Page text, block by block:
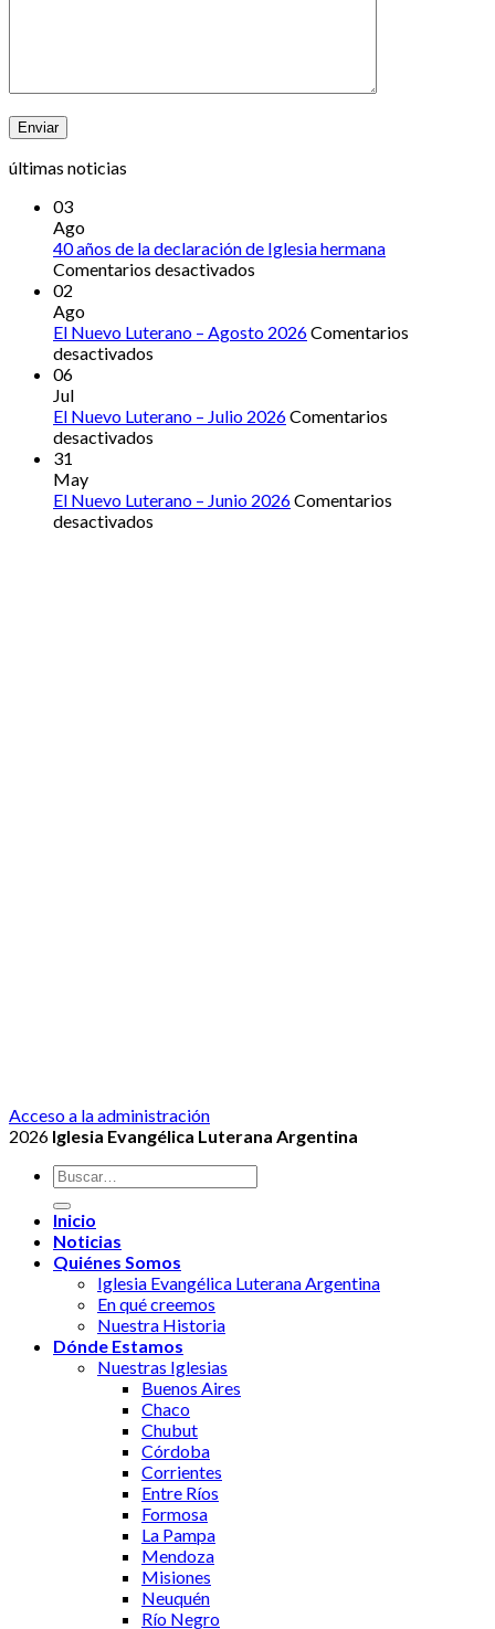
últimas noticias
03
Ago
40 años de la declaración de Iglesia hermana
Comentarios desactivados
de
Iglesia
02
Ago
El Nuevo Luterano – Agosto 2026Comentarios
desactivados
Luterano
06
Jul
El Nuevo Luterano – Julio 2026Comentarios
desactivados
Luterano
31
May
El Nuevo Luterano – Junio 2026Comentarios
desactivados
Acceso a la administración
2026 Iglesia Evangélica Luterana Argentina
Inicio
Noticias
Quiénes Somos
Iglesia Evangélica Luterana Argentina
En qué creemos
Nuestra Historia
Dónde Estamos
Nuestras Iglesias
Buenos Aires
Chaco
Chubut
Córdoba
Corrientes
Entre Ríos
Formosa
La Pampa
Mendoza
Misiones
Neuquén
Río Negro